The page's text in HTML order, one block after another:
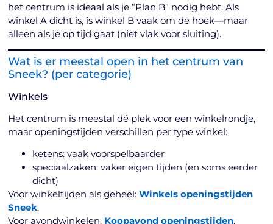
het centrum is ideaal als je “Plan B” nodig hebt. Als
winkel A dicht is, is winkel B vaak om de hoek—maar
alleen als je op tijd gaat (niet vlak voor sluiting).
Wat is er meestal open in het centrum van
Sneek? (per categorie)
Winkels
Het centrum is meestal dé plek voor een winkelrondje,
maar openingstijden verschillen per type winkel:
ketens: vaak voorspelbaarder
speciaalzaken: vaker eigen tijden (en soms eerder
dicht)
Voor winkeltijden als geheel:Winkels openingstijden
Sneek.
Voor avondwinkelen: Koopavond openingstijden.